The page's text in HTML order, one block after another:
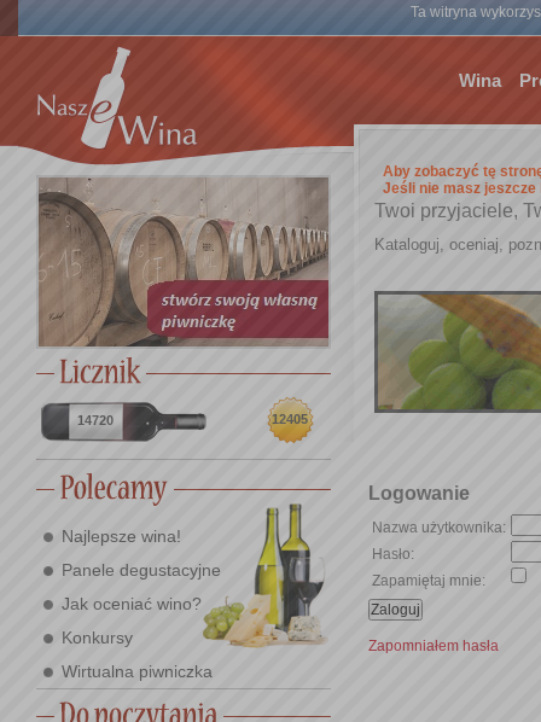
Ta witryna
Wina
14720 12405
Najlepsze wina!
Panele degustacyjne
Jak oceniać wino?
Konkursy
Wirtualna piwniczka
Aby zobaczyć tę
Jeśli nie masz jeszcze
Twoi przyjaciele,
Kataloguj, oceniaj,
Logowanie
Nazwa użytkownika:
Hasło:
Zapamiętaj mnie:
Zapomniałem hasła